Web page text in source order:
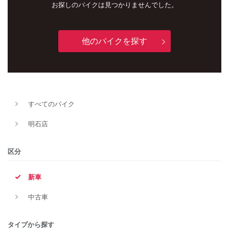
お探しのバイクは見つかりませんでした。
他のバイクを探す
すべてのバイク
明石店
区分
新車
中古車
タイプから探す
新車
タイプ